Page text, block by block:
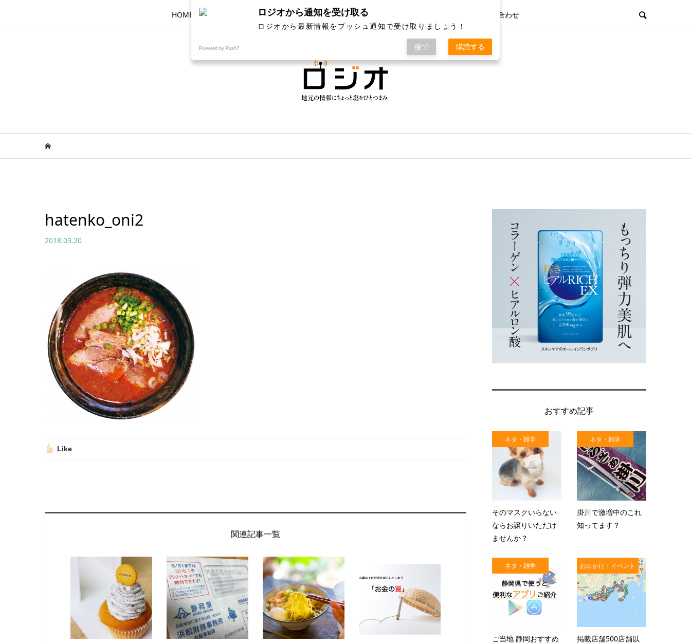
HOME ロジオって何？ 特集 記事ランキング お問い合わせ
hatenko_oni2
2018.03.20
Like
関連記事一覧
おすすめ記事
ネタ・雑学
そのマスクいらない
ならお譲りいただけ
ませんか？
ネタ・雑学
掛川で激増中のこれ
知ってます？
ネタ・雑学
ご当地 静岡おすすめ
お出かけ・イベント
掲載店舗500店舗以
ロジオから通知を受け取る
ロジオから最新情報をプッシュ通知で受け取りましょう！
Powered by Push7 後で 購読する